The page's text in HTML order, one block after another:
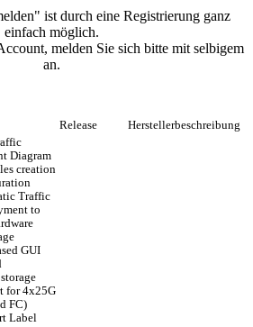
ist durch eine Registrierung ganz
einfach möglich.
melden Sie sich bitte mit selbigem
an.
Release Herstellerbeschreibung
Diagram
creation
Traffic
to
GUI
for 4x25G
FC)
Label